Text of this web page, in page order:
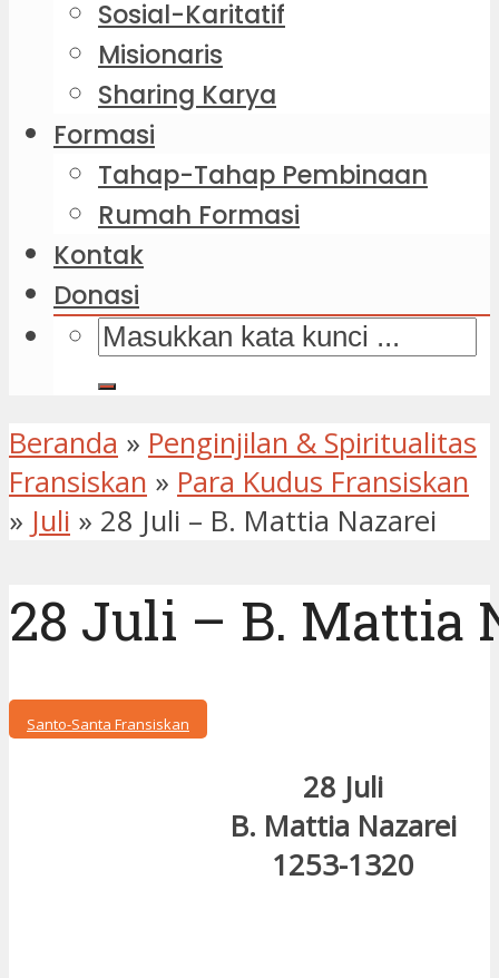
Sosial-Karitatif
Misionaris
Sharing Karya
Formasi
Tahap-Tahap Pembinaan
Rumah Formasi
Kontak
Donasi
Beranda » Penginjilan & Spiritualitas
Fransiskan » Para Kudus Fransiskan
» Juli » 28 Juli – B. Mattia Nazarei
28 Juli – B. Mattia
Santo-Santa Fransiskan
28 Juli
B. Mattia Nazarei
1253-1320